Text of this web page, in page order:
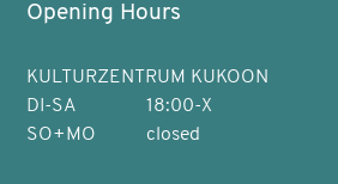
Opening Hours
KULTURZENTRUM KUKOON
DI-SA
18:00-X
SO+MO
closed